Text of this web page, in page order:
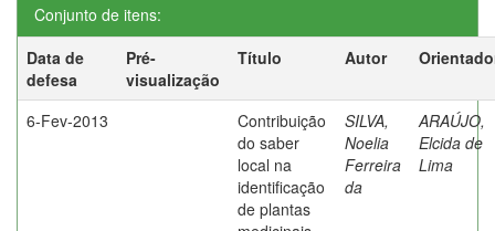
Conjunto de itens:
Data de
defesa
Pré-
visualização
Título Autor
6-Fev-2013
Contribuição
do saber
local na
identificação
de plantas
SILVA,
Noelia
Ferreira
da
ARAÚJO,
Elcida de
Lima